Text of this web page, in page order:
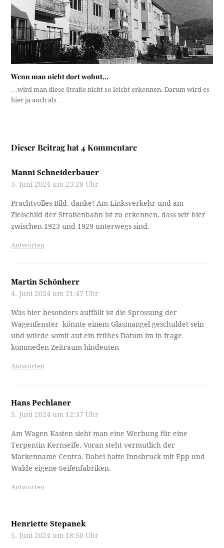
Wenn man nicht dort wohnt…
…wird man diese Straße nicht so leicht erkennen. Darum wird es
hier ja auch als…
Dieser Beitrag hat 4 Kommentare
Manni Schneiderbauer
3. Juni 2024 um 23:28 Uhr
Prachtvolles Bild. danke! Am Linksverkehr und am
Zielschild der Straßenbahn ist zu erkennen, dass wir hier
zwischen 1923 und 1929 unterwegs sind.
Antworten
Martin Schönherr
4. Juni 2024 um 21:47 Uhr
Was hier besonders auffällt ist die Sprossung der
Wagenfenster- könnte einem Glasmangel geschuldet sein
und würde somit auf ein frühes Datum im in frage
kommeden Zeitraum hindeuten
Antworten
Hans Pechlaner
5. Juni 2024 um 12:37 Uhr
Am Wagen Kasten sieht man eine Werbung für eine
Terpentin Kernseife. Voran steht vermutlich der
Markenname Centra. Dabei hatte Innsbruck mit Epp und
Walde eigene Seifenfabriken.
Antworten
Henriette Stepanek
5. Juni 2024 um 18:50 Uhr